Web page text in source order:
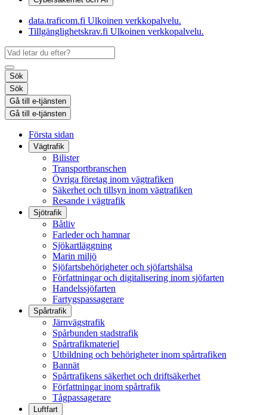
data.traficom.fi Ulkoinen verkkopalvelu.
Tillgänglighetskrav.fi Ulkoinen verkkopalvelu.
Sök
Sök
Gå till e-tjänsten
Gå till e-tjänsten
Första sidan
Vägtrafik
Bilister
Transportbranschen
Övriga företag inom vägtrafiken
Säkerhet och tillsyn inom vägtrafiken
Resande i vägtrafik
Sjötrafik
Båtliv
Farleder och hamnar
Sjökartläggning
Marin miljö
Sjöfartsbehörigheter och sjöfartshälsa
Författningar och digitalisering inom sjöfarten
Handelssjöfarten
Fartygspassagerare
Spårtrafik
Järnvägstrafik
Spårbunden stadstrafik
Spårtrafikmateriel
Utbildning och behörigheter inom spårtrafiken
Bannät
Spårtrafikens säkerhet och driftsäkerhet
Författningar inom spårtrafik
Tågpassagerare
Luftfart